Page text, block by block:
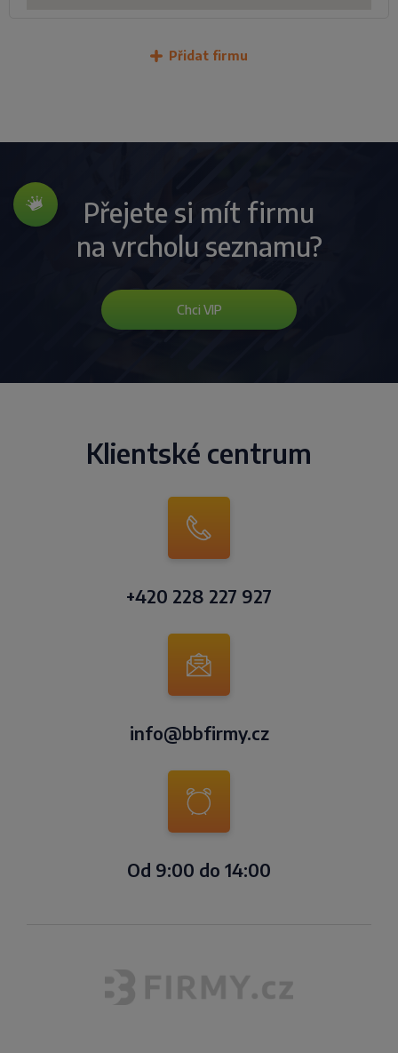
Přidat firmu
Přejete si mít firmu
na vrcholu seznamu?
Chci VIP
Klientské centrum
+420 228 227 927
info@bbfirmy.cz
Od 9:00 do 14:00